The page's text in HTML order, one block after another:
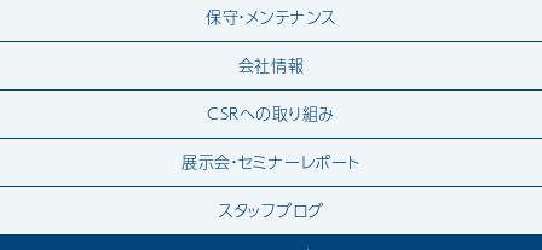
保守・メンテナンス
会社情報
CSRへの取り組み
展示会・セミナーレポート
スタッフブログ